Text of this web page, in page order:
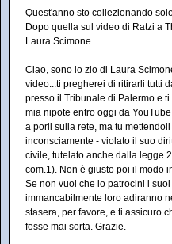
Quest'anno sto collezionando
Dopo quella sul video di Ratzi a
Laura Scimone.
Ciao, sono lo zio di Laura
video...ti pregherei di ritirarli tutti
presso il Tribunale di Palermo e
mia nipote entro oggi da
a porli sulla rete, ma tu
inconsciamente - violato il suo
civile, tutelato anche dalla legge
com.1). Non è giusto poi il modo
Se non vuoi che io patrocini i
immancabilmente loro adiranno
stasera, per favore, e ti assicuro
fosse mai sorta. Grazie.